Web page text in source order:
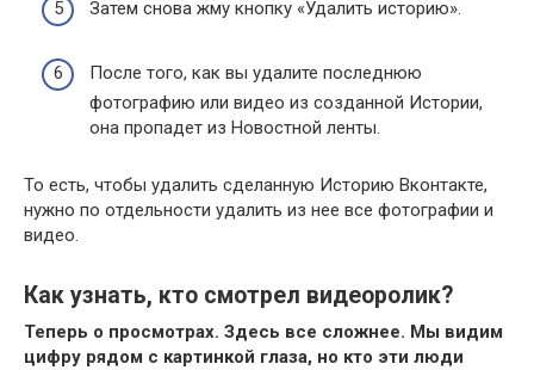
Затем снова жму кнопку «Удалить историю».
После того, как вы удалите последнюю
фотографию или видео из созданной Истории,
она пропадет из Новостной ленты.
То есть, чтобы удалить сделанную Историю Вконтакте,
нужно по отдельности удалить из нее все фотографии и
видео.
Как узнать, кто смотрел видеоролик?
Теперь о просмотрах. Здесь все сложнее. Мы видим
цифру рядом с картинкой глаза, но кто эти люди